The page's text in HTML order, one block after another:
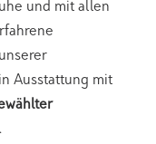
und mit allen
Ausstattung mit